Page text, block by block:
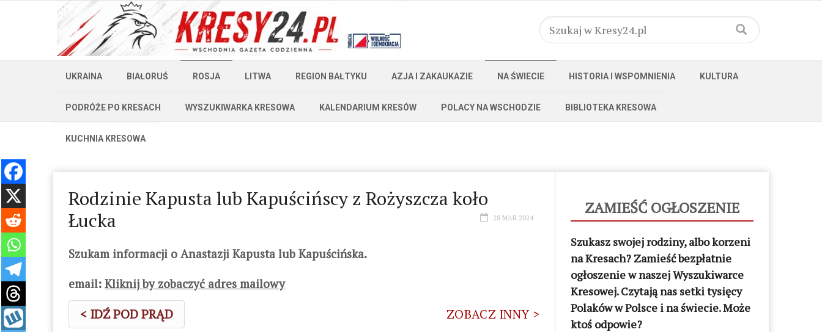
UKRAINA BIAŁORUŚ ROSJA LITWA REGION BAŁTYKU AZJA I ZAKAUKAZIE NA ŚWIECIE HISTORIA I WSPOMNIENIA KULTURA
PODRÓŻE PO KRESACH WYSZUKIWARKA KRESOWA KALENDARIUM KRESÓW POLACY NA WSCHODZIE BIBLIOTEKA KRESOWA
KUCHNIA KRESOWA
Rodzinie Kapusta lub Kapuścińscy z Rożyszcza koło
Łucka
28 MAR 2024
Szukam informacji o Anastazji Kapusta lub Kapuścińska.
email: Kliknij by zobaczyć adres mailowy
< IDŹ POD PRĄD ZOBACZ INNY >
ZAMIEŚĆ OGŁOSZENIE
Szukasz swojej rodziny, albo korzeni
na Kresach? Zamieść bezpłatnie
ogłoszenie w naszej Wyszukiwarce
Kresowej. Czytają nas setki tysięcy
Polaków w Polsce i na świecie. Może
ktoś odpowie?